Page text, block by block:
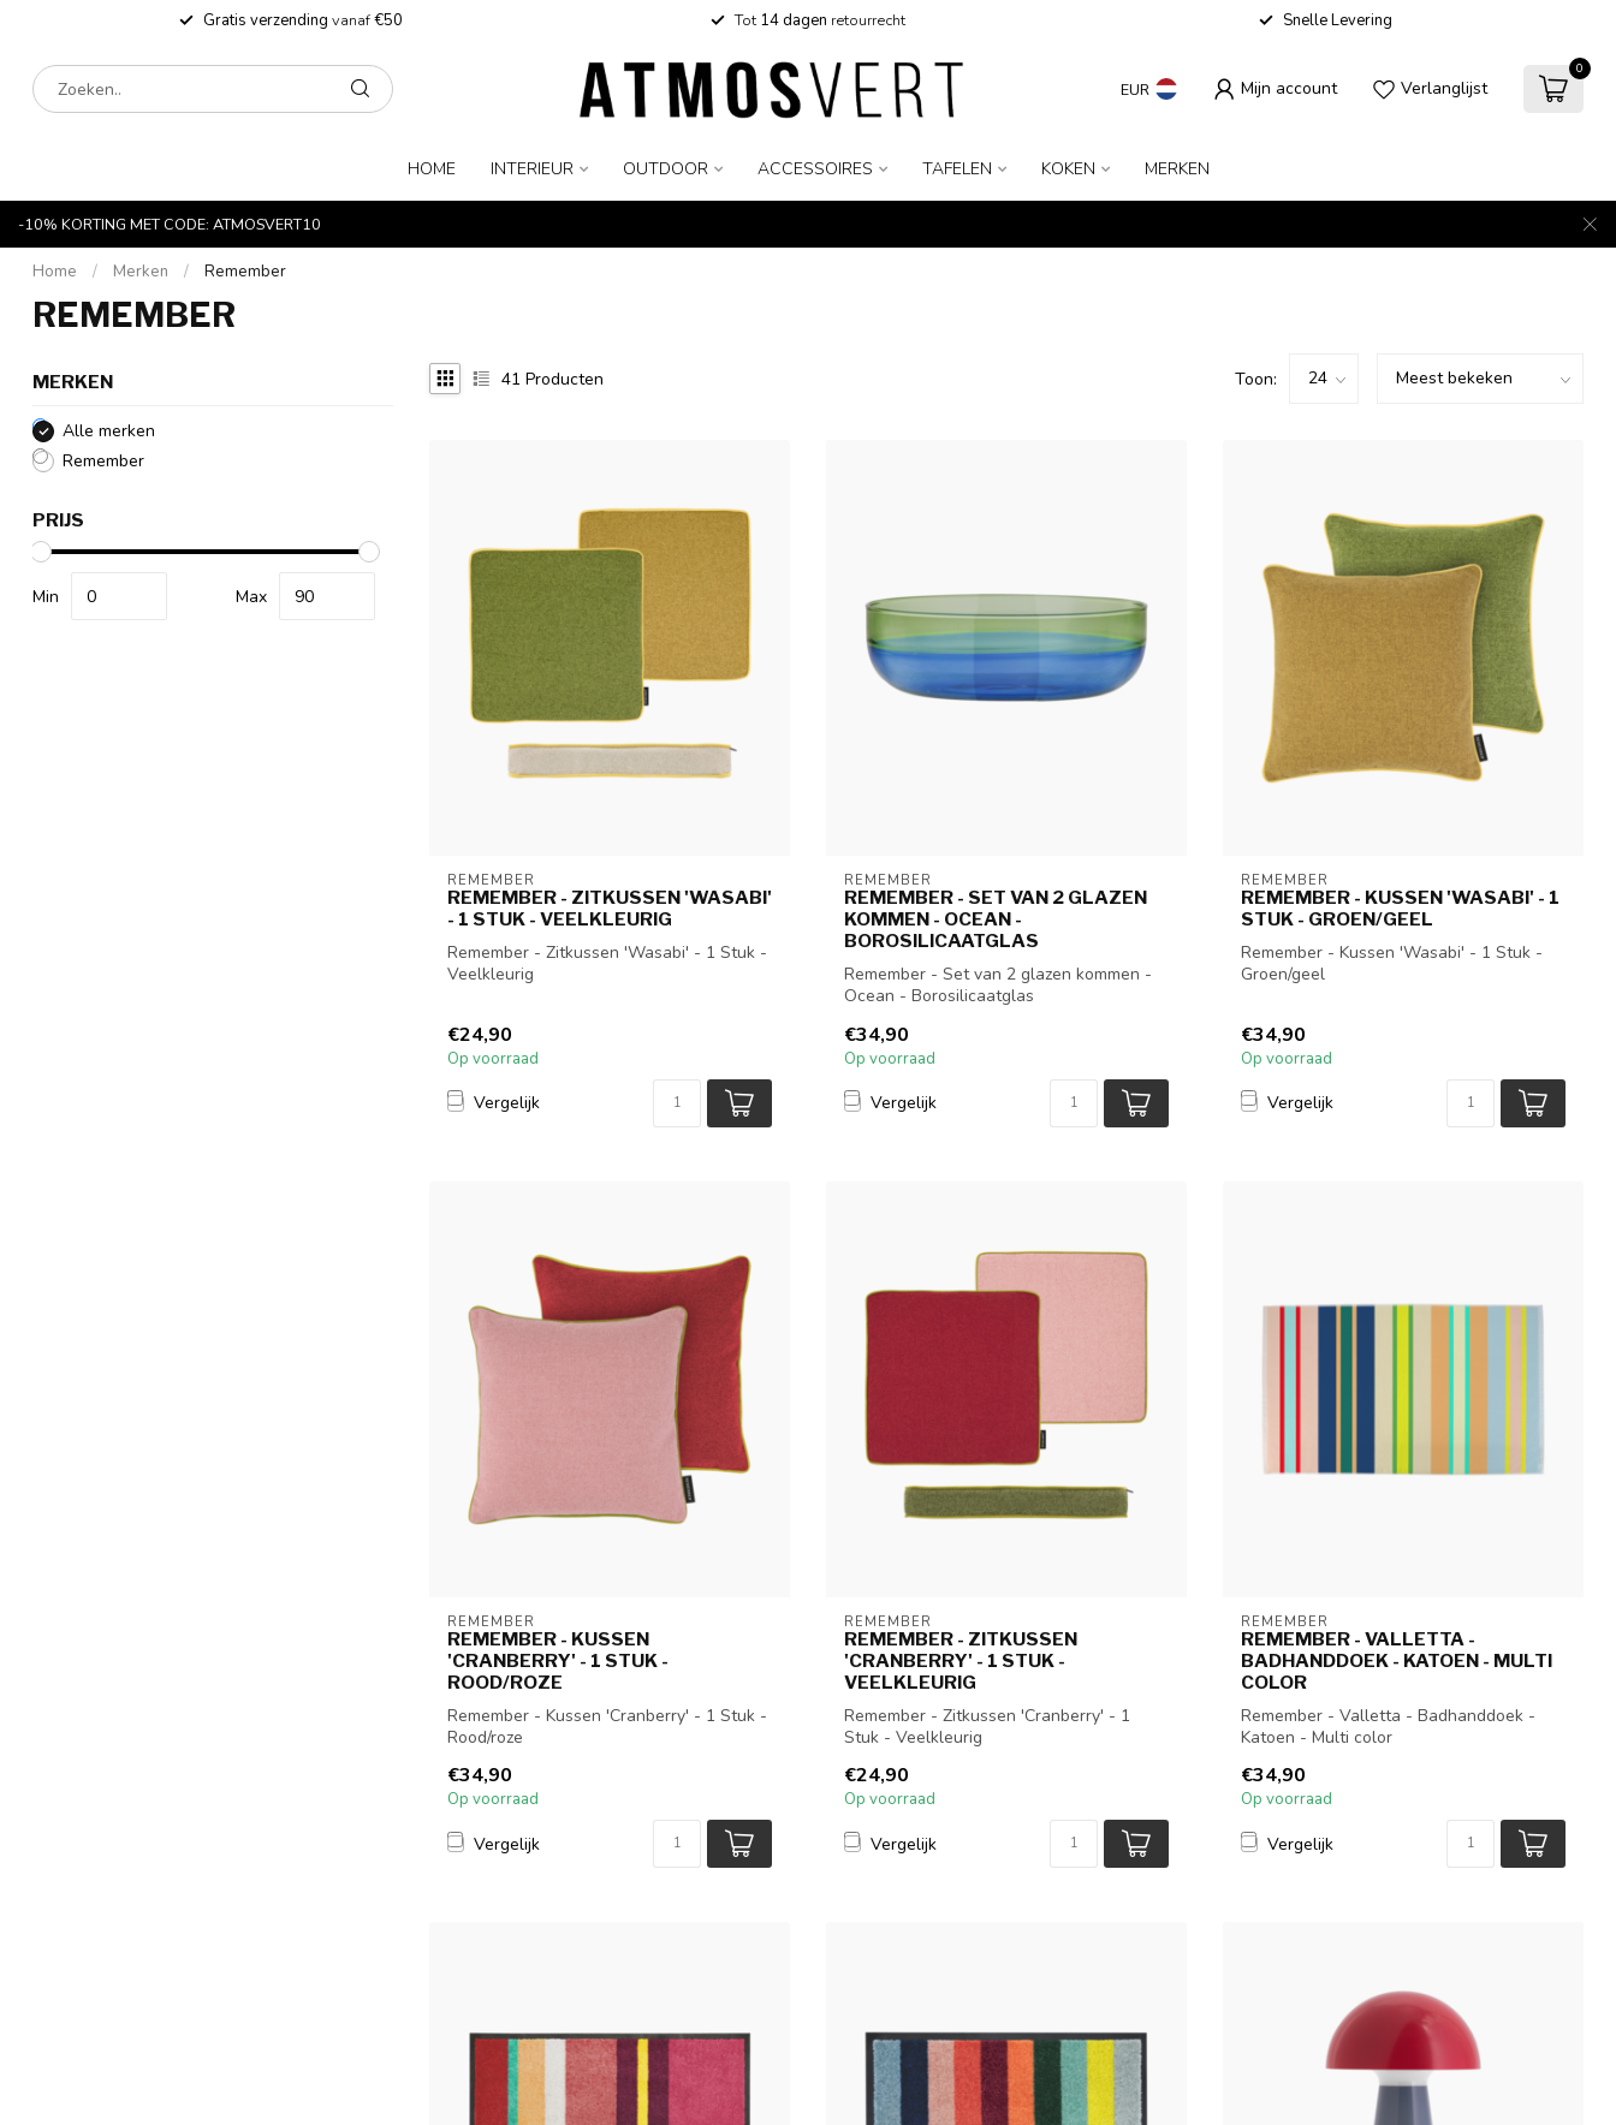
Gratis verzending vanaf€50 Tot14 dagen retourrecht Snelle Levering
EUR Mijn account Verlanglijst
0
HOME INTERIEUR OUTDOOR ACCESSOIRES TAFELEN KOKEN MERKEN
-10% KORTING MET CODE: ATMOSVERT10
Home / Merken / Remember
REMEMBER
MERKEN
Alle merken
Remember
PRIJS
Min Max
41 Producten Toon:
REMEMBER
REMEMBER - ZITKUSSEN 'WASABI'
- 1 STUK - VEELKLEURIG
Remember - Zitkussen 'Wasabi' - 1 Stuk -
Veelkleurig
€24,90
Op voorraad
Vergelijk
REMEMBER
REMEMBER - SET VAN 2 GLAZEN
KOMMEN - OCEAN -
BOROSILICAATGLAS
Remember - Set van 2 glazen kommen -
Ocean - Borosilicaatglas
€34,90
Op voorraad
Vergelijk
REMEMBER
REMEMBER - KUSSEN 'WASABI' - 1
STUK - GROEN/GEEL
Remember - Kussen 'Wasabi' - 1 Stuk -
Groen/geel
€34,90
Op voorraad
Vergelijk
REMEMBER
REMEMBER - KUSSEN
'CRANBERRY' - 1 STUK -
ROOD/ROZE
Remember - Kussen 'Cranberry' - 1 Stuk -
Rood/roze
€34,90
Op voorraad
Vergelijk
REMEMBER
REMEMBER - ZITKUSSEN
'CRANBERRY' - 1 STUK -
VEELKLEURIG
Remember - Zitkussen 'Cranberry' - 1
Stuk - Veelkleurig
€24,90
Op voorraad
Vergelijk
REMEMBER
REMEMBER - VALLETTA -
BADHANDDOEK - KATOEN - MULTI
COLOR
Remember - Valletta - Badhanddoek -
Katoen - Multi color
€34,90
Op voorraad
Vergelijk